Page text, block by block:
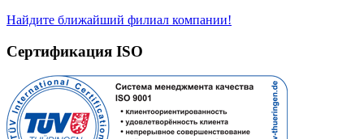
Найдите ближайший филиал компании!
Сертификация ISO